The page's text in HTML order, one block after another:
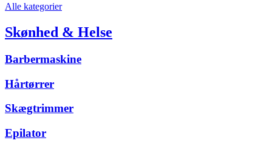
Alle kategorier
Skønhed & Helse
Barbermaskine
Hårtørrer
Skægtrimmer
Epilator